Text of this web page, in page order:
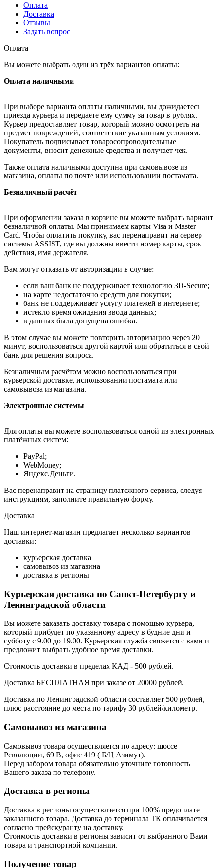
Оплата
Доставка
Отзывы
Задать вопрос
Оплата
Вы можете выбрать один из трёх вариантов оплаты:
Оплата наличными
При выборе варианта оплаты наличными, вы дожидаетесь
приезда курьера и передаёте ему сумму за товар в рублях.
Курьер предоставляет товар, который можно осмотреть на
предмет повреждений, соответствие указанным условиям.
Покупатель подписывает товаросопроводительные
документы, вносит денежные средства и получает чек.
Также оплата наличными доступна при самовывозе из
магазина, оплаты по почте или использовании постамата.
Безналичный расчёт
При оформлении заказа в корзине вы можете выбрать вариант
безналичной оплаты. Мы принимаем карты Visa и Master
Card. Чтобы оплатить покупку, вас перенаправит на сервер
системы ASSIST, где вы должны ввести номер карты, срок
действия, имя держателя.
Вам могут отказать от авторизации в случае:
если ваш банк не поддерживает технологию 3D-Secure;
на карте недостаточно средств для покупки;
банк не поддерживает услугу платежей в интернете;
истекло время ожидания ввода данных;
в данных была допущена ошибка.
В этом случае вы можете повторить авторизацию через 20
минут, воспользоваться другой картой или обратиться в свой
банк для решения вопроса.
Безналичным расчётом можно воспользоваться при
курьерской доставке, использовании постамата или
самовывоза из магазина.
Электронные системы
Для оплаты вы можете воспользоваться одной из электронных
платёжных систем:
PayPal;
WebMoney;
Яндекс.Деньги.
Вас перенаправит на страницу платежного сервиса, следуя
инструкциям, заполните правильную форму.
Доставка
Наш интернет-магазин предлагает несколько вариантов
доставки:
курьерская доставка
самовывоз из магазина
доставка в регионы
Курьерская доставка по Санкт-Петербургу и
Ленинградской области
Вы можете заказать доставку товара с помощью курьера,
который прибудет по указанному адресу в будние дни и
субботу с 9.00 до 19.00. Курьерская служба свяжется с вами и
предложит выбрать удобное время доставки.
Стоимость доставки в пределах КАД - 500 рублей.
Доставка БЕСПЛАТНАЯ при заказе от 20000 рублей.
Доставка по Ленинградской области составляет 500 рублей,
плюс расстояние до места по тарифу 30 рублей/километр.
Самовывоз из магазина
Самовывоз товара осуществляется по адресу: шоссе
Революции, 69 В, офис 419 ( Б/Ц Азимут).
Перед забором товара обязательно уточните готовность
Вашего заказа по телефону.
Доставка в регионы
Доставка в регионы осуществляется при 100% предоплате
заказанного товара. Доставка до терминала ТК оплачивается
согласно прейскуранту на доставку.
Стоимость доставки в регионы зависит от выбранного Вами
товара и транспортной компании.
Получение товар